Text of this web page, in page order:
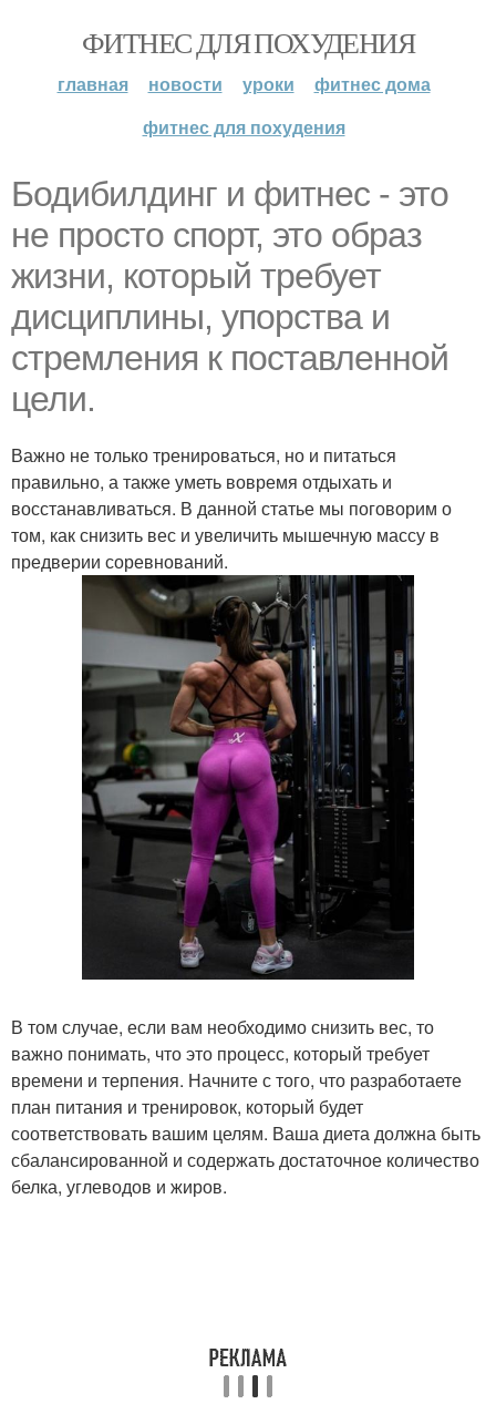
ФИТНЕС ДЛЯ ПОХУДЕНИЯ
главная новости уроки
фитнес дома
фитнес для похудения
Бодибилдинг и фитнес - это
не просто спорт, это образ
жизни, который требует
дисциплины, упорства и
стремления к поставленной
цели.
Важно не только тренироваться, но и питаться
правильно, а также уметь вовремя отдыхать и
восстанавливаться. В данной статье мы поговорим о
том, как снизить вес и увеличить мышечную массу в
предверии соревнований.
В том случае, если вам необходимо снизить вес, то
важно понимать, что это процесс, который требует
времени и терпения. Начните с того, что разработаете
план питания и тренировок, который будет
соответствовать вашим целям. Ваша диета должна быть
сбалансированной и содержать достаточное количество
белка, углеводов и жиров.